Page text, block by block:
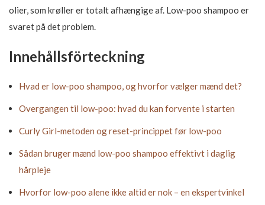
olier, som krøller er totalt afhængige af. Low-poo shampoo er
svaret på det problem.
Innehållsförteckning
Hvad er low-poo shampoo, og hvorfor vælger mænd det?
Overgangen til low-poo: hvad du kan forvente i starten
Curly Girl-metoden og reset-princippet før low-poo
Sådan bruger mænd low-poo shampoo effektivt i daglig
hårpleje
Hvorfor low-poo alene ikke altid er nok – en ekspertvinkel